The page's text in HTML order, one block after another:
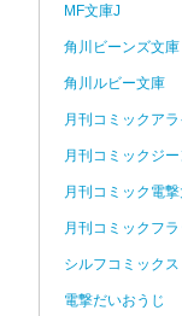
MF文庫J
角川ビーンズ文庫
角川ルビー文庫
月刊コミックア
月刊コミックジー
月刊コミック電撃
月刊コミックフ
シルフコミックス
電撃だいおうじ